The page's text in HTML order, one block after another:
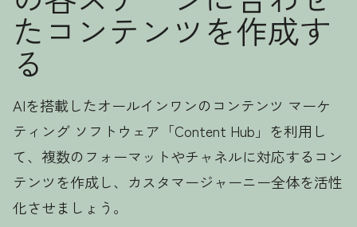
たコンテンツを作成す
る
AIを搭載したオールインワンのコンテンツ マーケ
ティング ソフトウェア「Content Hub」を利用し
て、複数のフォーマットやチャネルに対応するコン
テンツを作成し、カスタマージャーニー全体を活性
化させましょう。